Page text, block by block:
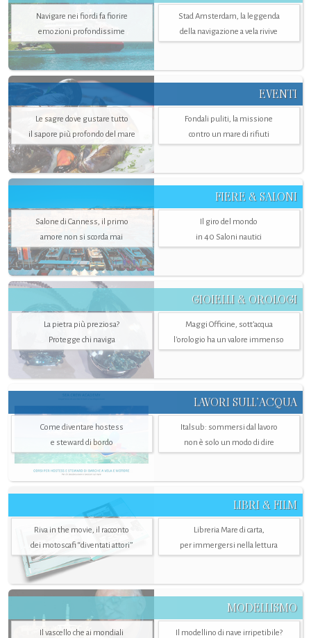
Navigare nei fiordi fa fiorire
emozioni profondissime
Stad Amsterdam, la leggenda
della navigazione a vela rivive
EVENTI
Le sagre dove gustare tutto
il sapore più profondo del mare
Fondali puliti, la missione
contro un mare di rifiuti
FIERE & SALONI
Salone di Canness, il primo
amore non si scorda mai
Il giro del mondo
in 40 Saloni nautici
GIOIELLI & OROLOGI
La pietra più preziosa?
Protegge chi naviga
Maggi Officine, sott’acqua
l'orologio ha un valore immenso
LAVORI SULL’ACQUA
Come diventare hostess
e steward di bordo
Italsub: sommersi dal lavoro
non è solo un modo di dire
LIBRI & FILM
Riva in the movie, il racconto
dei motoscafi “diventati attori”
Libreria Mare di carta,
per immergersi nella lettura
MODELLISMO
Il vascello che ai mondiali
Il modellino di nave irripetibile?